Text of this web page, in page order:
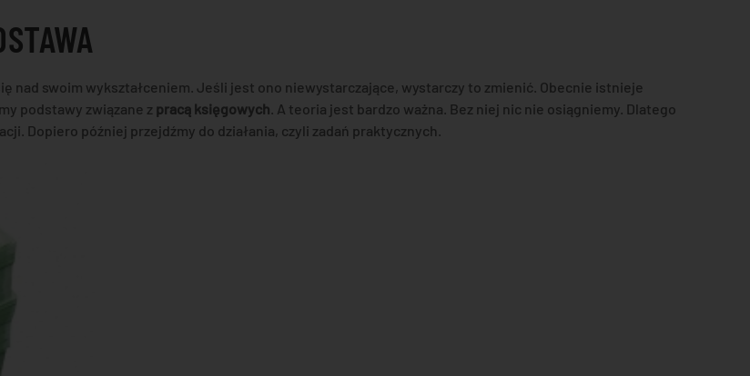
nad swoim wykształceniem. Jeśli jest ono niewystarczające, wystarczy to zmienić. Obecnie istnieje
podstawy związane z pracą księgowych . A teoria jest bardzo ważna. Bez niej nic nie osiągniemy. Dlatego
Dopiero później przejdźmy do działania, czyli zadań praktycznych.